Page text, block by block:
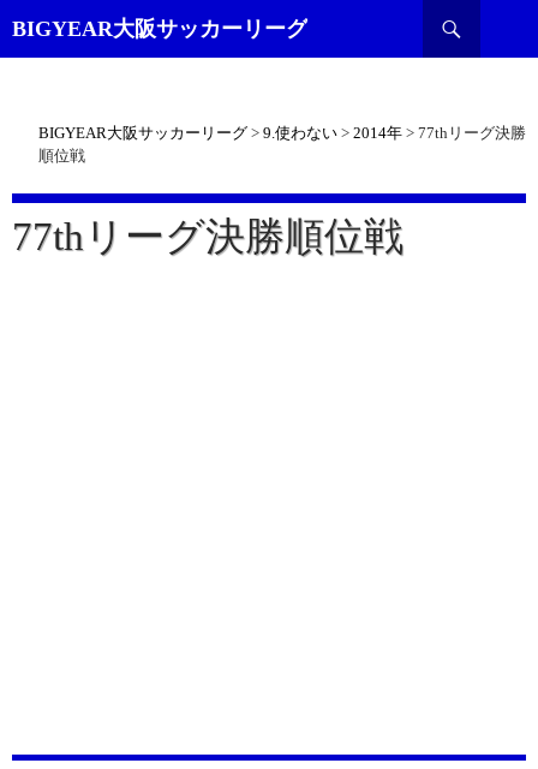
BIGYEAR大阪サッカーリーグ
索
BIGYEAR大阪サッカーリーグ > 9.使わない > 2014年 > 77thリーグ決勝
順位戦
77thリーグ決勝順位戦